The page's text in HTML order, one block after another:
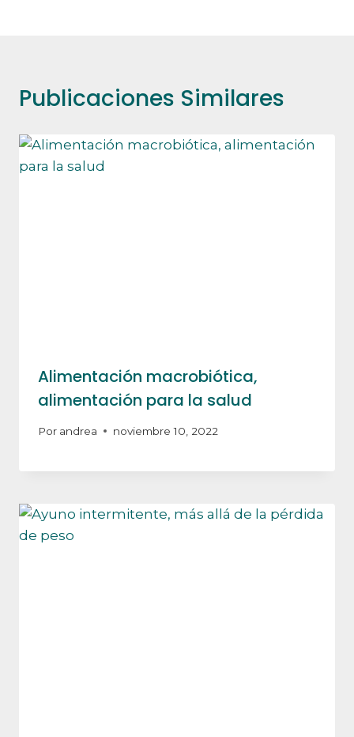
Publicaciones Similares
Alimentación macrobiótica,
alimentación para la salud
Por andrea noviembre 10, 2022